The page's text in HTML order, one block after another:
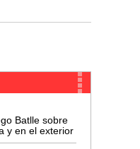
Batlle sobre
y en el exterior